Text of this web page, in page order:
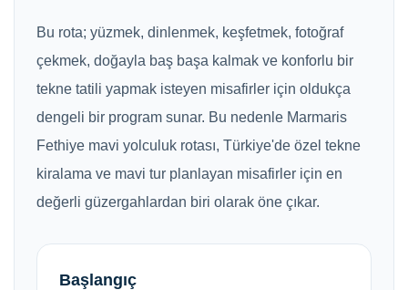
Bu rota; yüzmek, dinlenmek, keşfetmek, fotoğraf
çekmek, doğayla baş başa kalmak ve konforlu bir
tekne tatili yapmak isteyen misafirler için oldukça
dengeli bir program sunar. Bu nedenle Marmaris
Fethiye mavi yolculuk rotası, Türkiye'de özel tekne
kiralama ve mavi tur planlayan misafirler için en
değerli güzergahlardan biri olarak öne çıkar.
Başlangıç